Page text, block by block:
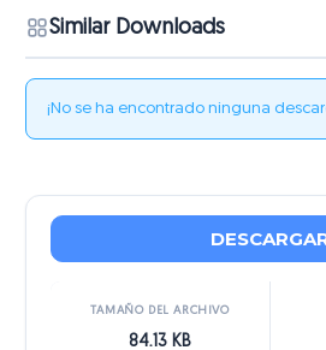
Similar Downloads
¡No se ha encontrado ninguna
TAMAÑO DEL ARCHIVO
84.13 KB